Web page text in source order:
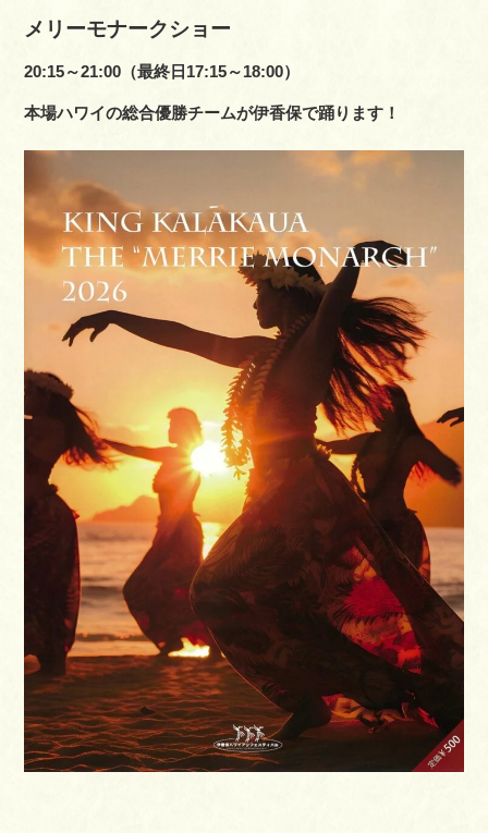
Facebook
空
メリーモナークショー
20:15～21:00（最終日17:15～18:00）
本場ハワイの総合優勝チームが伊香保で踊ります！